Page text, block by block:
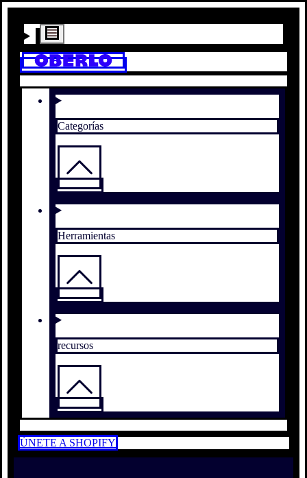
Categorías
Herramientas
recursos
ÚNETE A SHOPIFY